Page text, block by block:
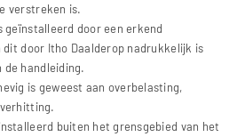
verstreken is.
door een erkend
door Itho Daalderop nadrukkelijk is
de handleiding.
is geweest aan overbelasting,
buiten het grensgebied van het